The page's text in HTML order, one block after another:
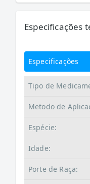
Especificações
Especificações
Tipo de
Metodo de
Espécie:
Idade:
Porte de Raça: